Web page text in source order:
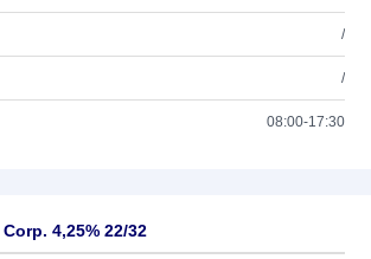
/
/
08:00-17:30
4,25% 22/32